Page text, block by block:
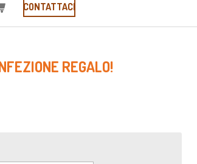
CONTATTACI
REGALO!